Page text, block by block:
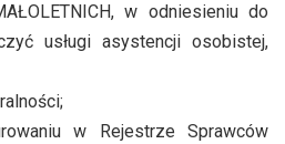
w odniesieniu do
usługi asystencji osobistej,
w Rejestrze Sprawców